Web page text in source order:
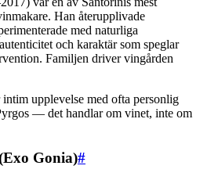
Han återupplivade
med naturliga
och karaktär som speglar
Familjen driver vingården
upplevelse med ofta personlig
— det handlar om vinet, inte om
Gonia)#